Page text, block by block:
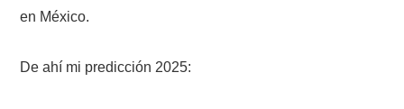
en México.
De ahí mi predicción 2025: